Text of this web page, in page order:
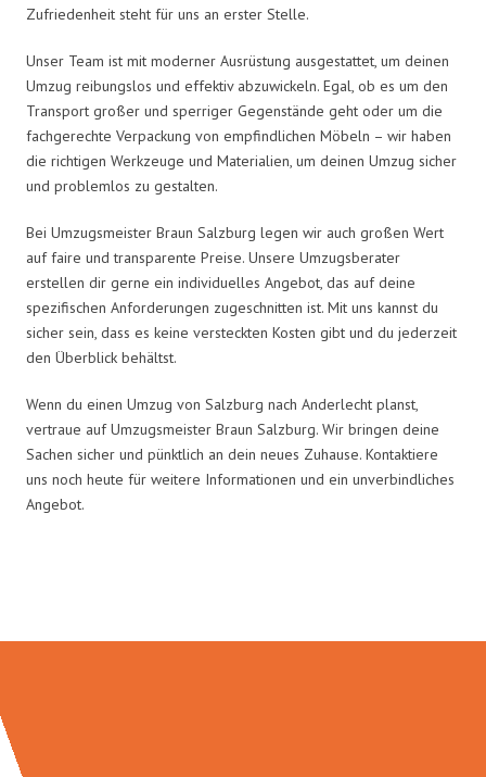
Zufriedenheit steht für uns an erster Stelle.
Unser Team ist mit moderner Ausrüstung ausgestattet, um deinen
Umzug reibungslos und effektiv abzuwickeln. Egal, ob es um den
Transport großer und sperriger Gegenstände geht oder um die
fachgerechte Verpackung von empfindlichen Möbeln – wir haben
die richtigen Werkzeuge und Materialien, um deinen Umzug sicher
und problemlos zu gestalten.
Bei Umzugsmeister Braun Salzburg legen wir auch großen Wert
auf faire und transparente Preise. Unsere Umzugsberater
erstellen dir gerne ein individuelles Angebot, das auf deine
spezifischen Anforderungen zugeschnitten ist. Mit uns kannst du
sicher sein, dass es keine versteckten Kosten gibt und du jederzeit
den Überblick behältst.
Wenn du einen Umzug von Salzburg nach Anderlecht planst,
vertraue auf Umzugsmeister Braun Salzburg. Wir bringen deine
Sachen sicher und pünktlich an dein neues Zuhause. Kontaktiere
uns noch heute für weitere Informationen und ein unverbindliches
Angebot.